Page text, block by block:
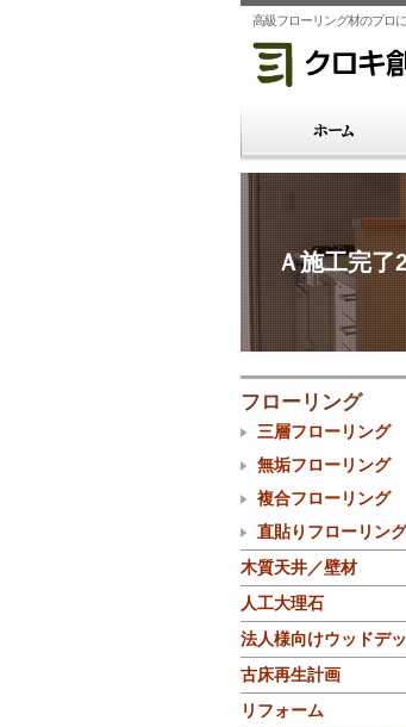
高級フローリング材のプロ
Ａ施工完了
フローリング
三層フローリング
無垢フローリング
複合フローリング
直貼りフローリング
木質天井／壁材
人工大理石
法人様向けウッドデ
古床再生計画
リフォーム